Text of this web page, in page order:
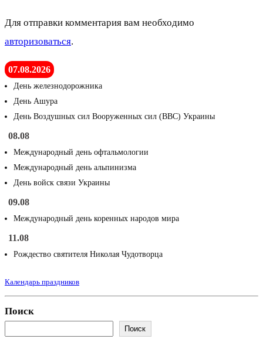
Для отправки комментария вам необходимо
авторизоваться.
07.08.2026
День железнодорожника
День Ашура
День Воздушных сил Вооруженных сил (ВВС) Украины
08.08
Международный день офтальмологии
Международный день альпинизма
День войск связи Украины
09.08
Международный день коренных народов мира
11.08
Рождество святителя Николая Чудотворца
Календарь праздников
Поиск
Поиск